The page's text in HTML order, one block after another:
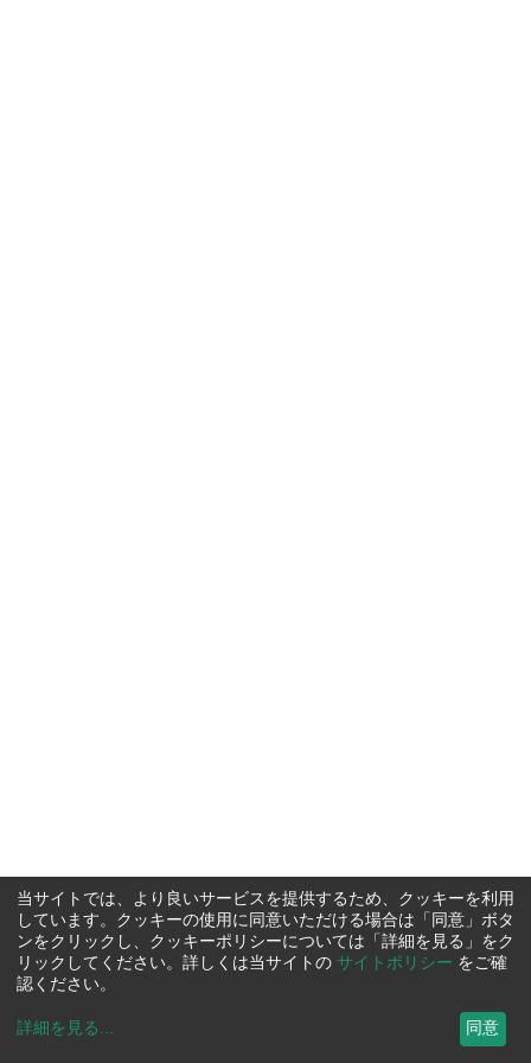
当サイトでは、より良いサービスを提供するため、クッキーを利用
しています。クッキーの使用に同意いただける場合は「同意」ボタ
ンをクリックし、クッキーポリシーについては「詳細を見る」をク
リックしてください。詳しくは当サイトの サイトポリシー をご確
認ください。
詳細を見る ... 同意